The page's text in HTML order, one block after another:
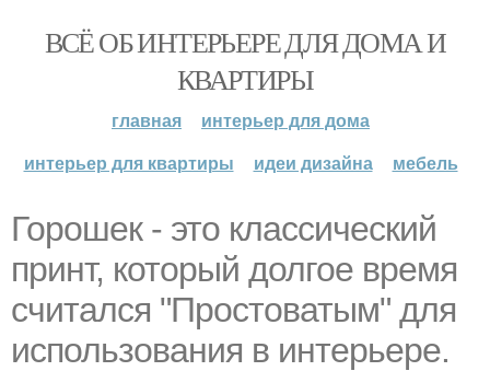
ВСЁ ОБ ИНТЕРЬЕРЕ ДЛЯ ДОМА И
КВАРТИРЫ
главная
интерьер для дома
интерьер для квартиры
идеи дизайна мебель
Горошек - это классический
принт, который долгое время
считался "Простоватым" для
использования в интерьере.